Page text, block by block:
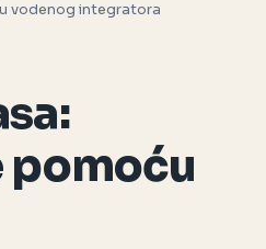
vodenog integratora
pomoću